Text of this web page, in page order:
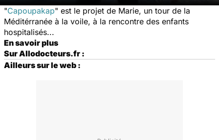
"Capoupakap" est le projet de Marie, un tour de la
Méditérranée à la voile, à la rencontre des enfants
hospitalisés...
En savoir plus
Sur Allodocteurs.fr :
Ailleurs sur le web :